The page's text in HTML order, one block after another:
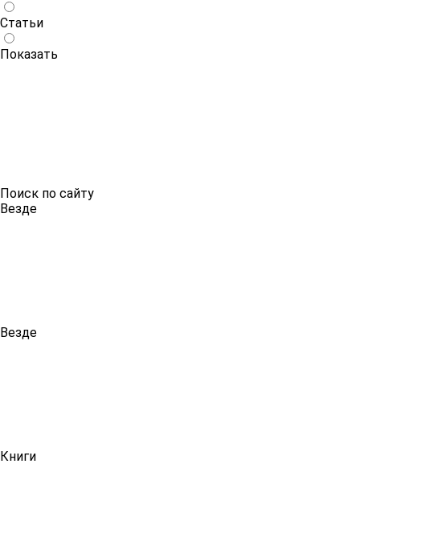
Статьи
Показать
Поиск по сайту
Везде
Везде
Книги